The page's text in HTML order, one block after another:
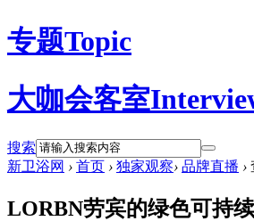
专题Topic
大咖会客室
搜索
新卫浴网 › 首页 › 独家观察› 品牌直播 ›
LORBN劳宾的绿色可持